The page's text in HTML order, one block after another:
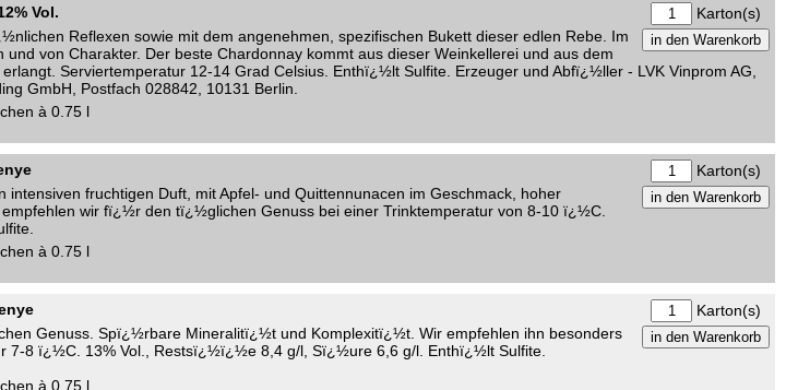
Karton(s)
Vol.
Reflexen sowie mit dem angenehmen, spezifischen Bukett dieser edlen Rebe. Im
von Charakter. Der beste Chardonnay kommt aus dieser Weinkellerei und aus dem
Serviertemperatur 12-14 Grad Celsius. Enthï¿½lt Sulfite. Erzeuger und Abfï¿½ller - LVK Vinprom AG,
GmbH, Postfach 028842, 10131 Berlin.
à 0.75 l
Karton(s)
fruchtigen Duft, mit Apfel- und Quittennunacen im Geschmack, hoher
wir fï¿½r den tï¿½glichen Genuss bei einer Trinktemperatur von 8-10 ï¿½C.
à 0.75 l
Karton(s)
Genuss. Spï¿½rbare Mineralitï¿½t und Komplexitï¿½t. Wir empfehlen ihn besonders
7-8 ï¿½C. 13% Vol., Restsï¿½ï¿½e 8,4 g/l, Sï¿½ure 6,6 g/l. Enthï¿½lt Sulfite.
à 0.75 l